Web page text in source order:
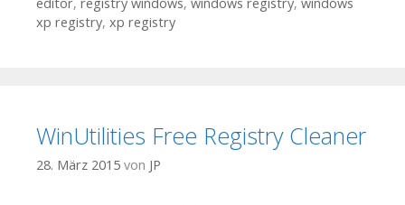
xp registry, xp registry
WinUtilities Free Registry Cleaner
28. März 2015 von JP